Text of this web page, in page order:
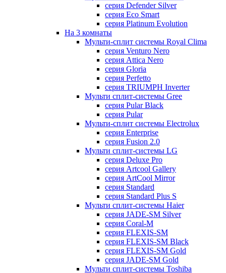
серия Defender Silver
серия Eco Smart
серия Platinum Evolution
На 3 комнаты
Мульти-сплит системы Royal Clima
серия Venturo Nero
серия Attica Nero
серия Gloria
серия Perfetto
серия TRIUMPH Inverter
Мульти сплит-системы Gree
серия Pular Black
серия Pular
Мульти-сплит системы Electrolux
серия Enterprise
серия Fusion 2.0
Мульти сплит-системы LG
серия Deluxe Pro
серия Artcool Gallery
серия ArtCool Mirror
серия Standard
серия Standard Plus S
Мульти сплит-системы Haier
серия JADE-SM Silver
серия Coral-M
серия FLEXIS-SM
серия FLEXIS-SM Black
серия FLEXIS-SM Gold
серия JADE-SM Gold
Мульти сплит-системы Toshiba